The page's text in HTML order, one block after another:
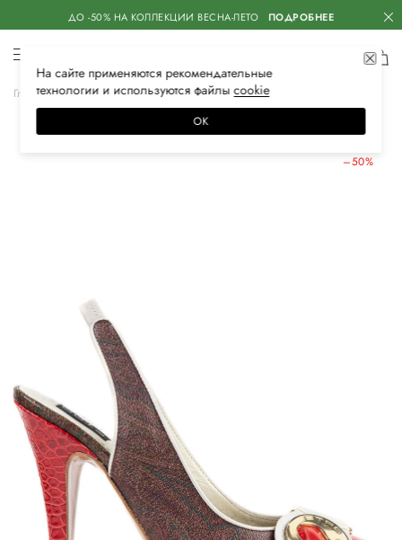
ДО -50% НА КОЛЛЕКЦИИ ВЕСНА-ЛЕТО ПОДРОБНЕЕ
Главная Женская Обувь Туфли
–50%
На сайте применяются рекомендательные
технологии и используются файлысооkiе
ОК